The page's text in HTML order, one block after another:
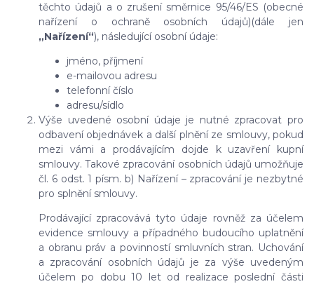
těchto údajů a o zrušení směrnice 95/46/ES (obecné
nařízení o ochraně osobních údajů)(dále jen
„Nařízení“), následující osobní údaje:
jméno, příjmení
e-mailovou adresu
telefonní číslo
adresu/sídlo
Výše uvedené osobní údaje je nutné zpracovat pro
odbavení objednávek a další plnění ze smlouvy, pokud
mezi vámi a prodávajícím dojde k uzavření kupní
smlouvy. Takové zpracování osobních údajů umožňuje
čl. 6 odst. 1 písm. b) Nařízení – zpracování je nezbytné
pro splnění smlouvy.
Prodávající zpracovává tyto údaje rovněž za účelem
evidence smlouvy a případného budoucího uplatnění
a obranu práv a povinností smluvních stran. Uchování
a zpracování osobních údajů je za výše uvedeným
účelem po dobu10 letod realizace poslední části